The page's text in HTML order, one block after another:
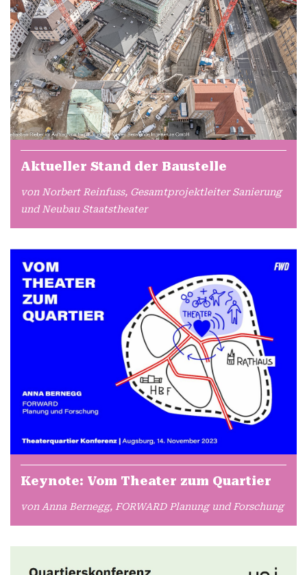
Aktueller Stand der Baustelle
von Norbert Reinfuss, Gesamtprojektleiter Sanierung
und Neubau Staatstheater
Keynote: Vom Theater zum Quartier
von Anna Bernegg, FORWARD Planung und Forschung